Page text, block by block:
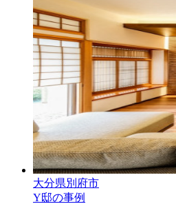
大分県別府市
Y邸の事例